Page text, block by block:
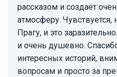
рассказом и создаёт
атмосферу. Чувствуется,
Прагу, и это
и очень душевно.
интересных историй,
вопросам и просто за